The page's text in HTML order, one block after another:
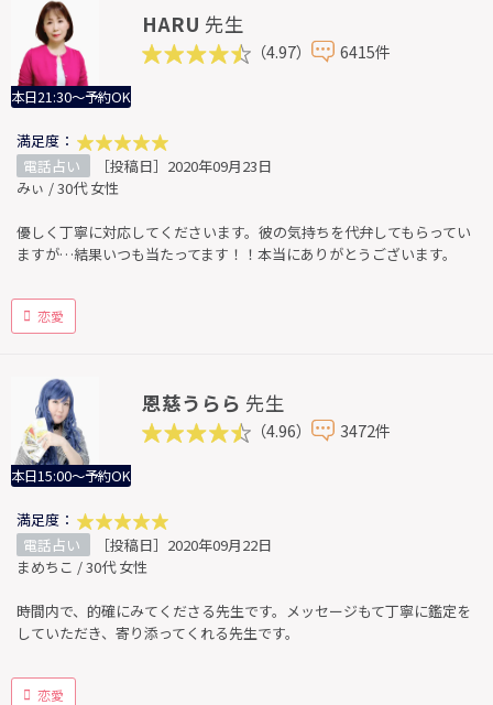
本日21:30～予約OK
HARU 先生
（4.97） 6415件
満足度：
電話占い
［投稿日］2020年09月23日
みぃ / 30代 女性
優しく丁寧に対応してくださいます。彼の気持ちを代弁してもらってい
ますが…結果いつも当たってます！！本当にありがとうございます。
恋愛
本日15:00～予約OK
恩慈うらら 先生
（4.96） 3472件
満足度：
電話占い
［投稿日］2020年09月22日
まめちこ / 30代 女性
時間内で、的確にみてくださる先生です。メッセージもて丁寧に鑑定を
していただき、寄り添ってくれる先生です。
恋愛